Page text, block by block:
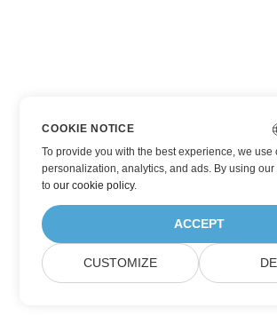
COOKIE NOTICE
To provide you with the best experience, we use
personalization, analytics, and ads. By using our
toour cookie policy.
ACCEPT
CUSTOMIZE